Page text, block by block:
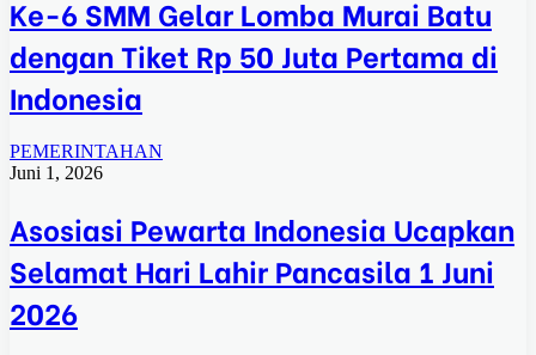
Ke-6 SMM Gelar Lomba Murai Batu
dengan Tiket Rp 50 Juta Pertama di
Indonesia
PEMERINTAHAN
Juni 1, 2026
Asosiasi Pewarta Indonesia Ucapkan
Selamat Hari Lahir Pancasila 1 Juni
2026